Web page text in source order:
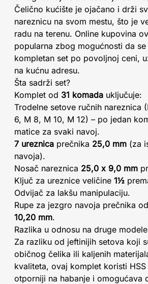
Čelično kućište je ojačano i drži
nareznicu na svom mestu, što je
radu na terenu. Online kupovina
popularna zbog mogućnosti da
kompletan set po povoljnoj ceni,
na kućnu adresu.
Šta sadrži set?
Komplet od 31 komada uključuje:
Trodelne setove ručnih nareznica
6, M 8, M 10, M 12) – po jedan
matice za svaki navoj.
7 ureznica prečnika 25,0 mm (za
navoja).
Nosač nareznica 25,0 x 9,0 mm
Ključ za ureznice veličine 1½
Odvijač za lakšu manipulaciju.
Rupe za jezgro navoja prečnika od
10,20 mm.
Razlika u odnosu na druge modele
Za razliku od jeftinijih setova koji
običnog čelika ili kaljenih
kvaliteta, ovaj komplet koristi
otporniji na habanje i omogućava